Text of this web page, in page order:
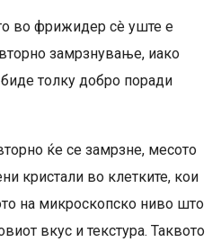
во фрижидер сè уште е
замрзнување, иако
толку добро поради
ќе се замрзне, месото
кристали во клетките, кои
на микроскопско ниво што
вкус и текстура. Таквото